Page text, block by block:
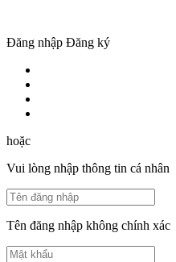
Đăng nhập Đăng ký
hoặc
Vui lòng nhập thông tin cá nhân
Tên đăng nhập không chính xác